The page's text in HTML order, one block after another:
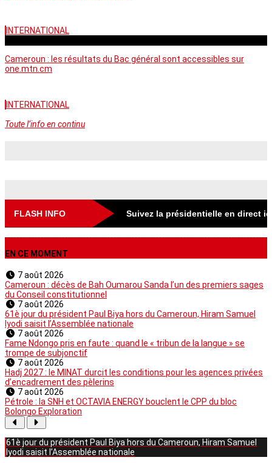
INTERNATIONAL
Cameroun : les résultats du Bac général sont accessibles sur
one.mtn.cm
INTERNATIONAL
Toute l’info en continu
FLASH INFO Suivez la présidentielle en direct
EN CE MOMENT
7 août 2026
Cameroun : décès de Bah Oumarou Sanda l’un des premiers sages
du Conseil constitutionnel
7 août 2026
61è jour du président Paul Biya hors du Cameroun, Hiram Samuel
Iyodi saisit l’Assemblée nationale
7 août 2026
Fame Ndongo pris en faute : quand le « tribun de la langue » se
trompe de subjonctif
7 août 2026
Hadj 2027 : le MINAT durcit les conditions pour les agences privées
d’encadrement des pèlerins
7 août 2026
Pétrole : la SNH et OCTAVIA ENERGY bouclent le CPP du bloc
Bolongo Exploration
61è jour du président Paul Biya hors du Cameroun, Hiram Samuel
Iyodi saisit l’Assemblée nationale